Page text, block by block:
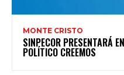
MONTE CRISTO
SINPECOR PRESENTARÁ
POLÍTICO CREEMOS